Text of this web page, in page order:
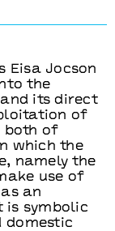
Eisa Jocson
the
its direct
of
both of
which the
namely the
use of
an
is symbolic
domestic